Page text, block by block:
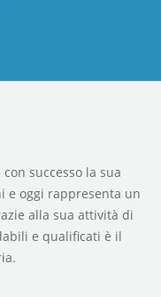
successo la sua
e oggi rappresenta un
alla sua attività di
e qualificati è il